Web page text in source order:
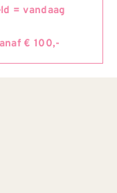
=vandaag
€ 100,-